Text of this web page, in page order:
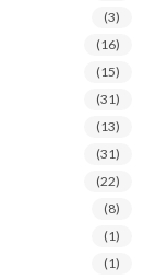
(3)
(16)
(15)
(31)
(13)
(31)
(22)
(8)
(1)
(1)